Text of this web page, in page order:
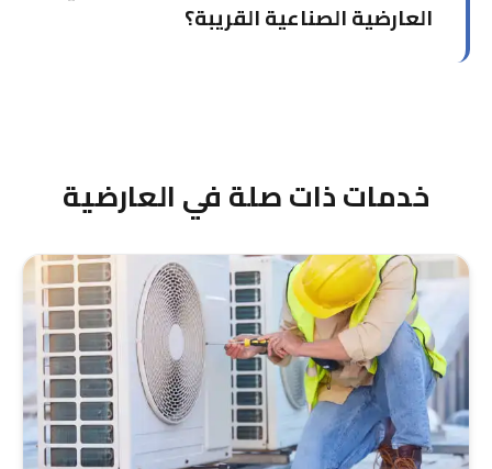
العارضية الصناعية القريبة؟
خدمات ذات صلة في العارضية